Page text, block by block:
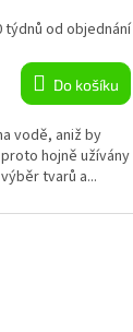
R
M
A
týdnů od objednání
Do košíku
vodě, aniž by
hojně užívány
tvarů a...